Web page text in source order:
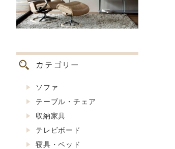
ソファ
テーブル・チェア
収納家具
テレビボード
寝具・ベッド